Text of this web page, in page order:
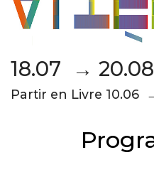
18.07 →
Partir en Livre 10.06